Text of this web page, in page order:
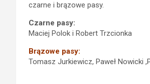
czarne i brązowe pasy.
Czarne pasy:
Maciej Polok i Robert Trzcionka
Brązowe pasy:
Tomasz Jurkiewicz, Paweł Nowicki